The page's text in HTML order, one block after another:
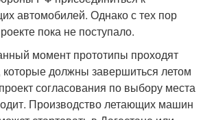
автомобилей. Однако с тех пор
пока не поступало.
момент прототипы проходят
должны завершиться летом
согласования по выбору места
Производство летающих машин